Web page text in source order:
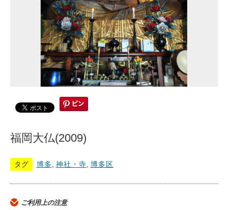
福岡大仏(2009)
タグ 博多 神社・寺 博多区
ご利用上の注意